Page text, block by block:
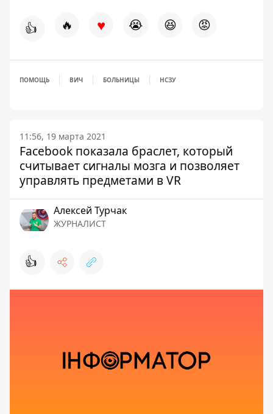
👍 🔥 ♥ 😭 😆 😡
ПОМОЩЬ ВИЧ БОЛЬНИЦЫ НСЗУ
11:56, 19 марта 2021
Facebook показала браслет, который
считывает сигналы мозга и позволяет
управлять предметами в VR
Алексей Турчак
ЖУРНАЛИСТ
👍